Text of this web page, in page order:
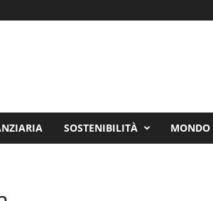
SOSTENIBILITÀ MONDO